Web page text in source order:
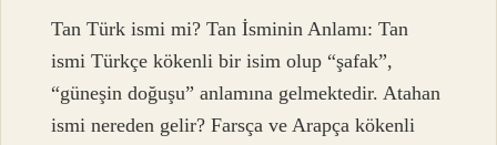
Tan Türk ismi mi? Tan İsminin Anlamı: Tan
ismi Türkçe kökenli bir isim olup “şafak”,
“güneşin doğuşu” anlamına gelmektedir. Atahan
ismi nereden gelir? Farsça ve Arapça kökenli